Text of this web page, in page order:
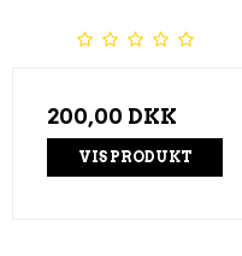
200,00 DKK
VIS PRODUKT